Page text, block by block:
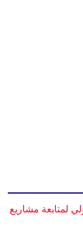
لمتابعة مشاريع